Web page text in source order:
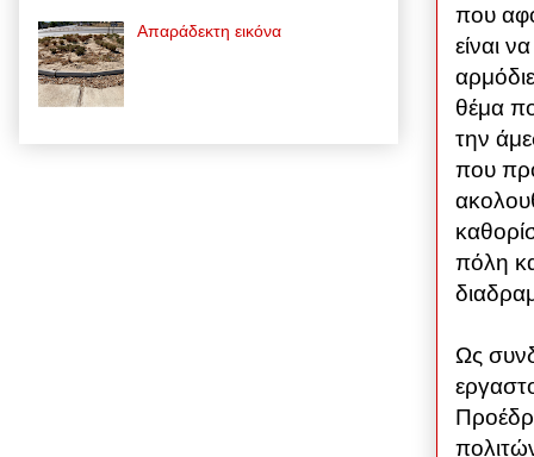
που
είναι
θέμα
την
που
πόλη
Ως
Απαράδεκτη εικόνα